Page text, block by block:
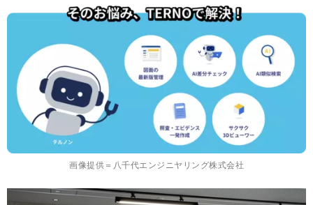
画像提供＝八千代エンジニヤリング株式会社